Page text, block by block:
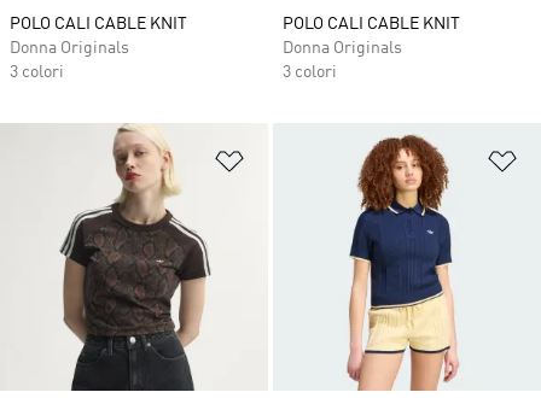
POLO CALI CABLE KNIT
Donna Originals
3 colori
POLO CALI CABLE KNIT
Donna Originals
3 colori
Aggiungi alla lista dei desideri